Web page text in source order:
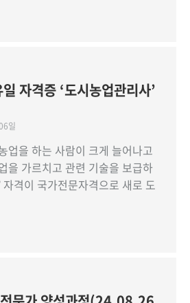
자격증 ‘도시농업관리사’
일
업을 하는 사람이 크게 늘어나고
을 가르치고 관련 기술을 보급하
자격이 국가전문자격으로 새로 도